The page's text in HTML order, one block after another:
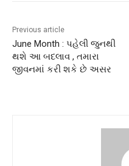
Previous article
June Month : પહેલી જુનથી
થશે આ બદલાવ , તમારા
જીવનમાં કરી શકે છે અસર